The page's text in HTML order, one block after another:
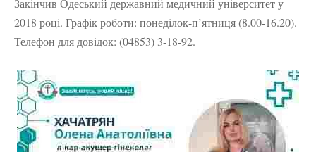
Закінчив Одеський державний медичний університет у
2018 році. Графік роботи: понеділок-п’ятниця (8.00-16.20).
Телефон для довідок: (04853) 3-18-92.